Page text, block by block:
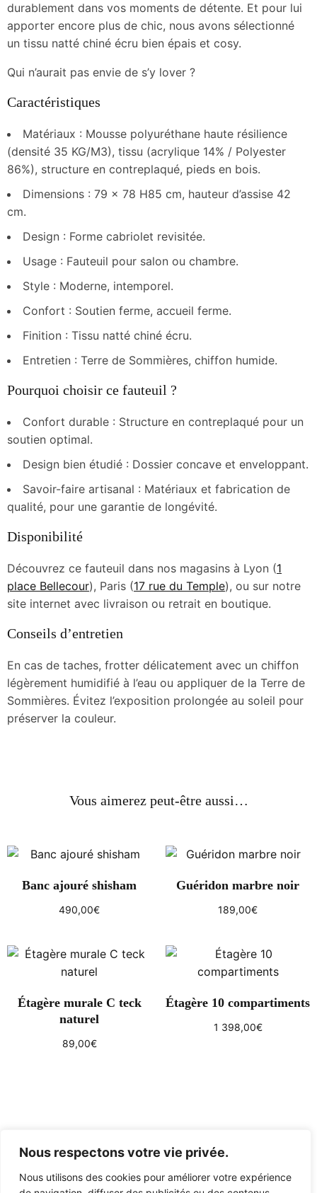
Nous respectons votre vie privée.
Nous utilisons des cookies pour améliorer votre expérience
durablement dans vos moments de détente. Et pour lui
apporter encore plus de chic, nous avons sélectionné
un tissu natté chiné écru bien épais et cosy.
Qui n’aurait pas envie de s’y lover ?
Caractéristiques
Matériaux : Mousse polyuréthane haute résilience
(densité 35 KG/M3), tissu (acrylique 14% / Polyester
86%), structure en contreplaqué, pieds en bois.
Dimensions : 79 x 78 H85 cm, hauteur d’assise 42
cm.
Design : Forme cabriolet revisitée.
Usage : Fauteuil pour salon ou chambre.
Style : Moderne, intemporel.
Confort : Soutien ferme, accueil ferme.
Finition : Tissu natté chiné écru.
Entretien : Terre de Sommières, chiffon humide.
Pourquoi choisir ce fauteuil ?
Confort durable : Structure en contreplaqué pour un
soutien optimal.
Design bien étudié : Dossier concave et enveloppant.
Savoir-faire artisanal : Matériaux et fabrication de
qualité, pour une garantie de longévité.
Disponibilité
Découvrez ce fauteuil dans nos magasins à Lyon (1
place Bellecour), Paris (17 rue du Temple), ou sur notre
site internet avec livraison ou retrait en boutique.
Conseils d’entretien
En cas de taches, frotter délicatement avec un chiffon
légèrement humidifié à l’eau ou appliquer de la Terre de
Sommières. Évitez l’exposition prolongée au soleil pour
préserver la couleur.
Vous aimerez peut-être aussi…
Banc ajouré shisham
490,00€
Guéridon marbre noir
189,00€
Étagère murale C teck
naturel
89,00€
Étagère 10 compartiments
1 398,00€